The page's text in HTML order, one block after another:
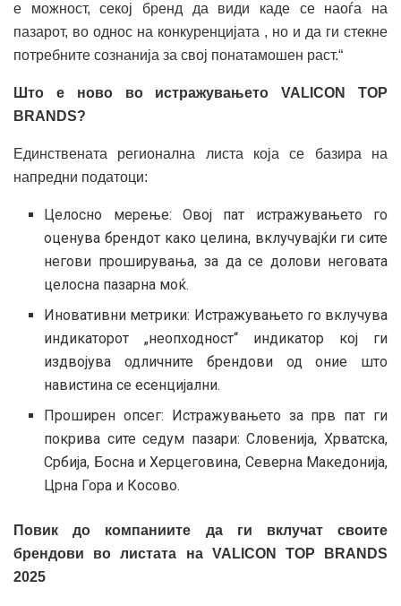
е можност, секој бренд да види каде се наоѓа на
пазарот, во однос на конкуренцијата , но и да ги стекне
потребните сознанија за свој понатамошен раст.“
Што е ново во истражувањето VALICON TOP
BRANDS?
Единствената регионална листа која се базира на
напредни податоци:
Целосно мерење: Овој пат истражувањето го
оценува брендот како целина, вклучувајќи ги сите
негови проширувања, за да се долови неговата
целосна пазарна моќ.
Иновативни метрики: Истражувањето го вклучува
индикаторот „неопходност“ индикатор кој ги
издвојува одличните брендови од оние што
навистина се есенцијални.
Проширен опсег: Истражувањето за прв пат ги
покрива сите седум пазари: Словенија, Хрватска,
Србија, Босна и Херцеговина, Северна Македонија,
Црна Гора и Косово.
Повик до компаниите да ги вклучат своите
брендови во листата на VALICON TOP BRANDS
2025